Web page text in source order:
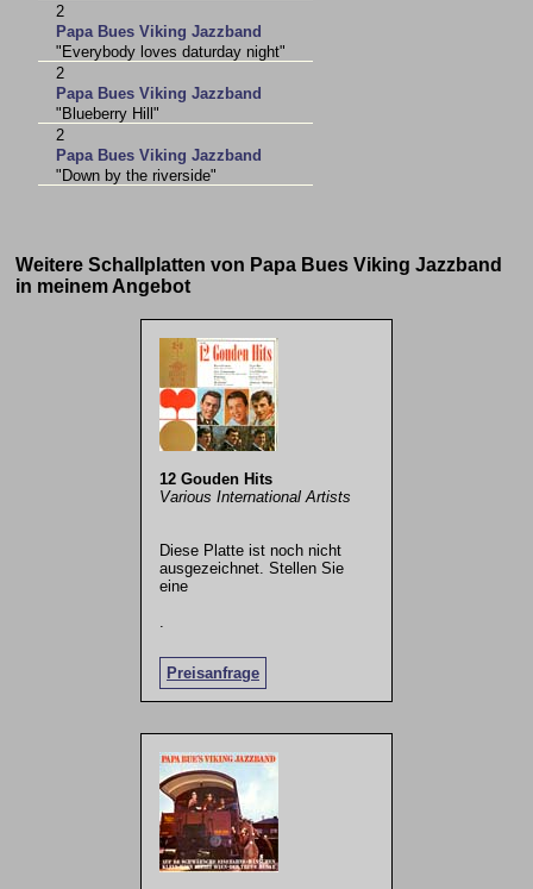
2
Papa Bues Viking Jazzband
"Everybody loves daturday night"
2
Papa Bues Viking Jazzband
"Blueberry Hill"
2
Papa Bues Viking Jazzband
"Down by the riverside"
Weitere Schallplatten von Papa Bues Viking Jazzband
in meinem Angebot
12 Gouden Hits
Various International Artists
Diese Platte ist noch nicht
ausgezeichnet. Stellen Sie
eine
Preisanfrage